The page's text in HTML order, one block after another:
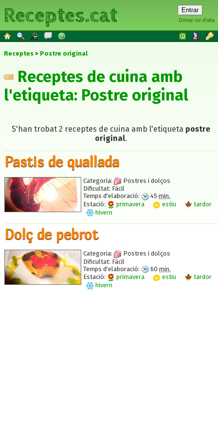
Donar-se d'alta
Receptes.cat
Receptes Postre original
Receptes de cuina amb
l'etiqueta: Postre original
S'han trobat 2 receptes de cuina amb l'etiqueta postre
original.
Pastis de quallada
Categoria:
Postres i dolços
Dificultat: Fàcil
Temps d'elaboració:
45 min.
Estació:
primavera estiu
tardor
hivern
Dolç de pebrot
Categoria:
Postres i dolços
Dificultat: Fàcil
Temps d'elaboració:
60 min.
Estació:
primavera estiu
tardor
hivern